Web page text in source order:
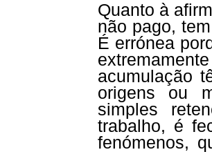
Quanto à
não pago,
É errónea
acumulação
origens ou
simples
trabalho, é
fenómenos,